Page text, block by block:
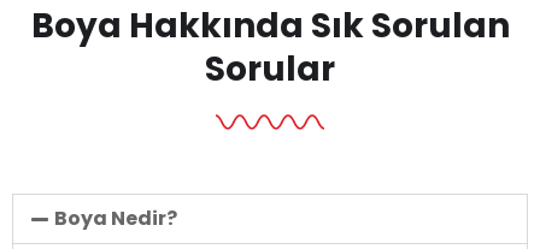
Boya Hakkında Sık Sorulan
Sorular
Boya Nedir?